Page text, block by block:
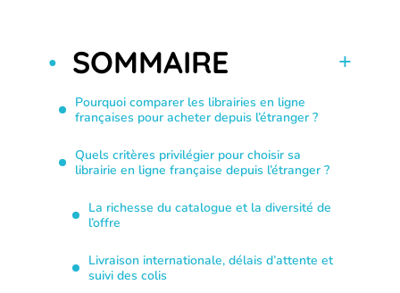
SOMMAIRE
Pourquoi comparer les librairies en ligne
françaises pour acheter depuis l’étranger ?
Quels critères privilégier pour choisir sa
librairie en ligne française depuis l’étranger ?
La richesse du catalogue et la diversité de
l’offre
Livraison internationale, délais d’attente et
suivi des colis